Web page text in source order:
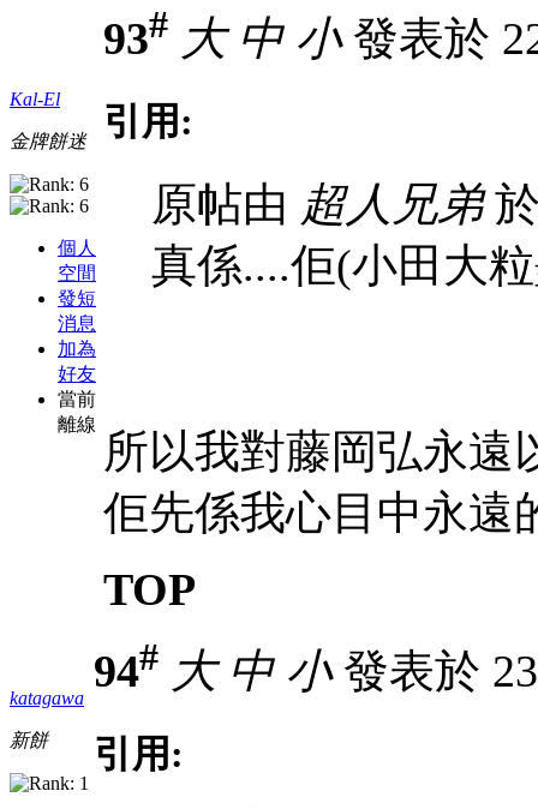
Kal-El
金牌餅迷
個人
空間
發短
消息
加為
好友
當前
離線
93# 大 中 小發表於
引用:
原帖由 超人兄弟於
真係....佢(小田大
所以我對藤岡弘永遠
佢先係我心目中永遠
TOP
katagawa
新餅
94# 大 中 小發表於
引用: